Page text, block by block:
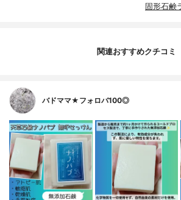
固形石鹸
関連おすすめクチコミ
バドママ★フォロバ100◎